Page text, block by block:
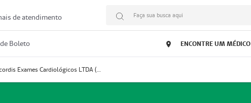
de atendimento Faça sua busca aqui
Boleto ENCONTRE UM MÉDICO
Prestador Decordis Exames Cardiológicos LTDA (51004346-0)